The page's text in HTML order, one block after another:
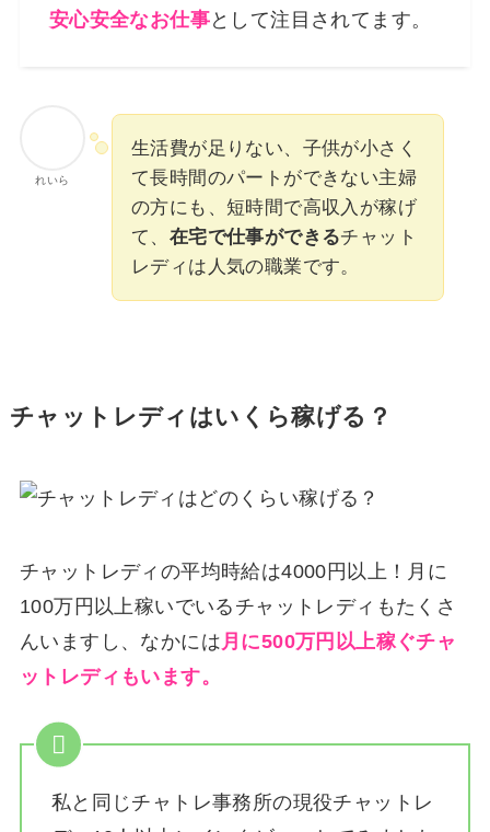
安心安全なお仕事として注目されてます。
れいら
生活費が足りない、子供が小さく
て長時間のパートができない主婦
の方にも、短時間で高収入が稼げ
て、 在宅で仕事ができるチャット
レディは人気の職業です。
チャットレディはいくら稼げる？
チャットレディの平均時給は4000円以上！月に
100万円以上稼いでいるチャットレディもたくさ
んいますし、なかには月に500万円以上稼ぐチャ
ットレディもいます。
私と同じチャトレ事務所の現役チャットレ